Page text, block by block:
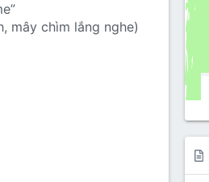
mây chìm lắng nghe)